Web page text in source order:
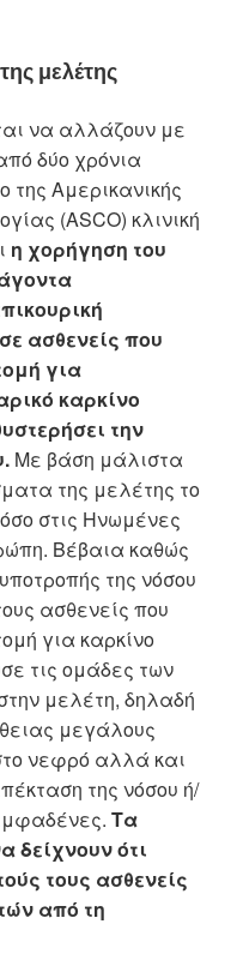
μελέτης
να αλλάζουν με
δύο χρόνια
της Αμερικανικής
(ASCO) κλινική
η χορήγηση του
ασθενείς που
για
καρκίνο
την
Με βάση μάλιστα
της μελέτης το
στις Ηνωμένες
Βέβαια καθώς
της νόσου
ασθενείς που
για καρκίνο
τις ομάδες των
μελέτη, δηλαδή
μεγάλους
νεφρό αλλά και
της νόσου ή/
Τα
δείχνουν ότι
τους ασθενείς
από τη